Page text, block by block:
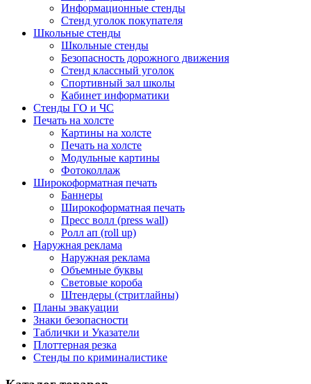
Информационные стенды
Стенд уголок покупателя
Школьные стенды
Школьные стенды
Безопасность дорожного движения
Стенд классный уголок
Спортивный зал школы
Кабинет информатики
Стенды ГО и ЧС
Печать на холсте
Картины на холсте
Печать на холсте
Модульные картины
Фотоколлаж
Широкоформатная печать
Баннеры
Широкоформатная печать
Пресс волл (press wall)
Ролл ап (roll up)
Наружная реклама
Наружная реклама
Объемные буквы
Световые короба
Штендеры (стритлайны)
Планы эвакуации
Знаки безопасности
Таблички и Указатели
Плоттерная резка
Стенды по криминалистике